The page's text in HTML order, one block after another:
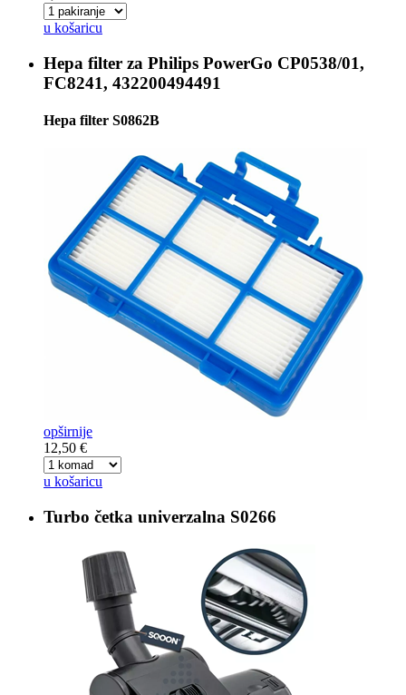
u košaricu
Hepa filter za Philips PowerGo CP0538/01,
FC8241, 432200494491
Hepa filter S0862B
opširnije
12,50 €
u košaricu
Turbo četka univerzalna S0266